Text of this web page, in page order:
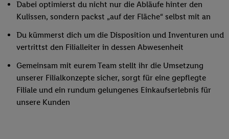
Dabei optimierst du nicht nur die Abläufe hinter den
Kulissen, sondern packst „auf der Fläche“ selbst mit an
Du kümmerst dich um die Disposition und Inventuren und
vertrittst den Filialleiter in dessen Abwesenheit
Gemeinsam mit eurem Team stellt ihr die Umsetzung
unserer Filialkonzepte sicher, sorgt für eine gepflegte
Filiale und ein rundum gelungenes Einkaufserlebnis für
unsere Kunden